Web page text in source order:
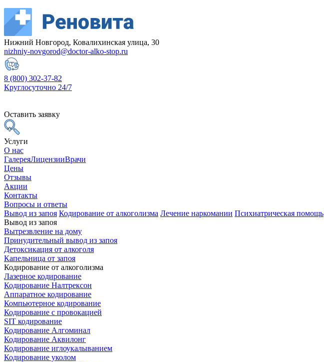
Нижний Новгород, Ковалихинская улица, 30
nizhniy-novgorod@doctor-alko-stop.ru
8 (800) 302-37-82
Круглосуточно 24/7
Оставить заявку
Услуги
О нас
ГалереяЛицензииВрачи
Цены
Отзывы
Акции
Контакты
Вопросы и ответы
Вывод из запоя Кодирование от алкоголизма Лечение наркомании Психиатрическая помощь
Вывод из запоя
Вытрезвление на дому
Принудительный вывод из запоя
Детоксикация от алкоголя
Капельница от запоя
Кодирование от алкоголизма
Лазерное кодирование
Кодирование Налтрексон
Аппаратное кодирование
Компьютерное кодирование
Кодирование с провокацией
SIT кодирование
Кодирование Алгоминал
Кодирование Аквилонг
Кодирование иглоукалыванием
Кодирование уколом